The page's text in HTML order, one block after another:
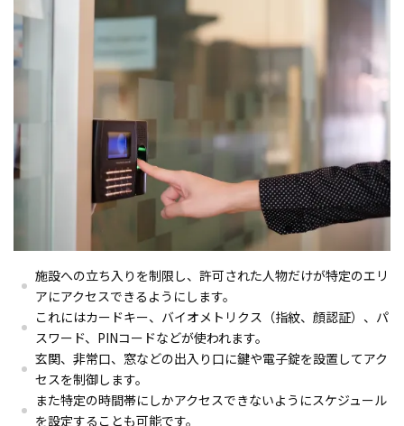
施設への立ち入りを制限し、許可された人物だけが特定のエリ
アにアクセスできるようにします。
これにはカードキー、バイオメトリクス（指紋、顔認証）、パ
スワード、PINコードなどが使われます。
玄関、非常口、窓などの出入り口に鍵や電子錠を設置してアク
セスを制御します。
また特定の時間帯にしかアクセスできないようにスケジュール
を設定することも可能です。